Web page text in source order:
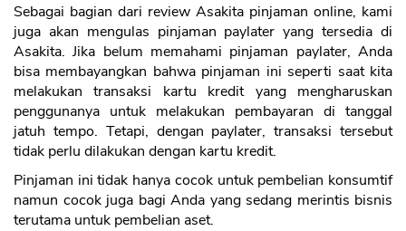
Sebagai bagian dari review Asakita pinjaman online, kami
juga akan mengulas pinjaman paylater yang tersedia di
Asakita. Jika belum memahami pinjaman paylater, Anda
bisa membayangkan bahwa pinjaman ini seperti saat kita
melakukan transaksi kartu kredit yang mengharuskan
penggunanya untuk melakukan pembayaran di tanggal
jatuh tempo. Tetapi, dengan paylater, transaksi tersebut
tidak perlu dilakukan dengan kartu kredit.
Pinjaman ini tidak hanya cocok untuk pembelian konsumtif
namun cocok juga bagi Anda yang sedang merintis bisnis
terutama untuk pembelian aset.